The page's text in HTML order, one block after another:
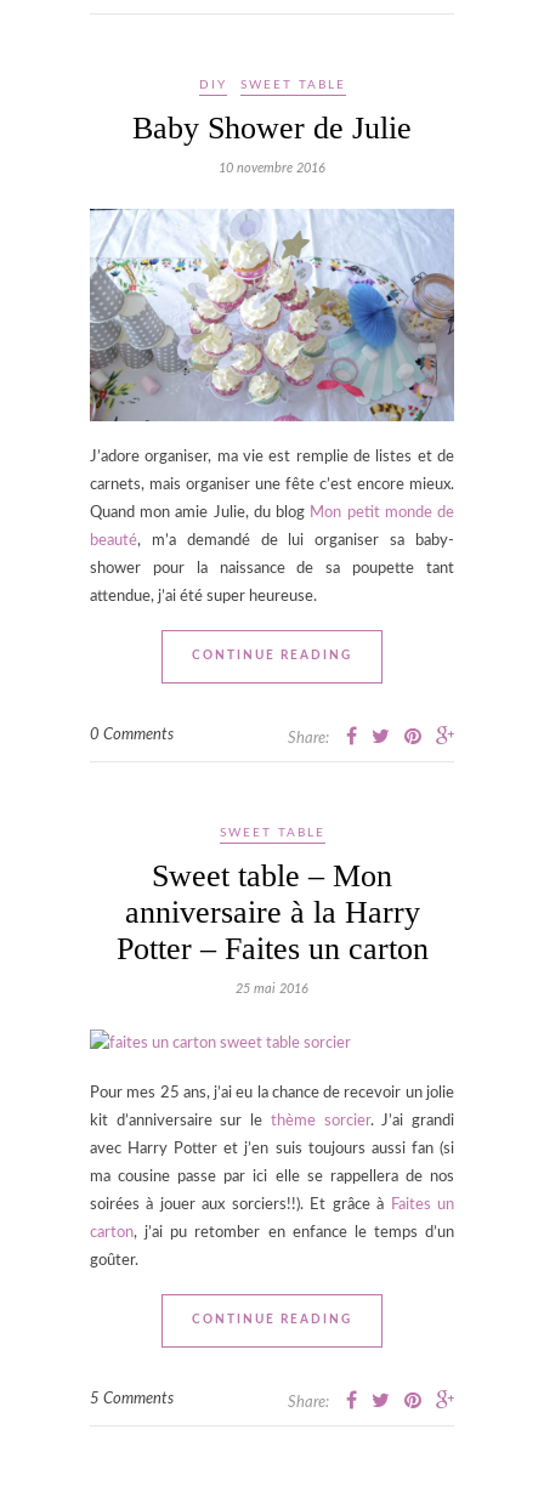
DIY SWEET TABLE
Baby Shower de Julie
10 novembre 2016
J’adore organiser, ma vie est remplie de listes et de
carnets, mais organiser une fête c’est encore mieux.
Quand mon amie Julie, du blog Mon petit monde de
beauté, m’a demandé de lui organiser sa baby-
shower pour la naissance de sa poupette tant
attendue, j’ai été super heureuse.
CONTINUE READING
0 Comments Share:
SWEET TABLE
Sweet table – Mon
anniversaire à la Harry
Potter – Faites un carton
25 mai 2016
Pour mes 25 ans, j’ai eu la chance de recevoir un jolie
kit d’anniversaire sur le thème sorcier. J’ai grandi
avec Harry Potter et j’en suis toujours aussi fan (si
ma cousine passe par ici elle se rappellera de nos
soirées à jouer aux sorciers!!). Et grâce à
Faites un
carton, j’ai pu retomber en enfance le temps d’un
goûter.
CONTINUE READING
5 Comments Share: